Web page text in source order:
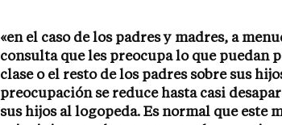
«en el caso de los padres y madres, a
consulta que les preocupa lo que puedan
clase o el resto de los padres sobre sus
preocupación se reduce hasta casi
sus hijos al logopeda. Es normal que este